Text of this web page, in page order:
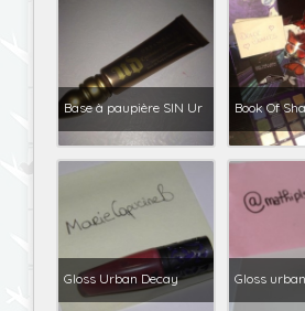
Base à paupière SIN Ur Book Of
Gloss Urban Decay Gloss